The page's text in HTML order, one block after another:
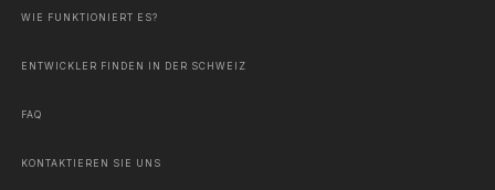
WIE FUNKTIONIERT ES?
ENTWICKLER FINDEN IN DER SCHWEIZ
FAQ
KONTAKTIEREN SIE UNS